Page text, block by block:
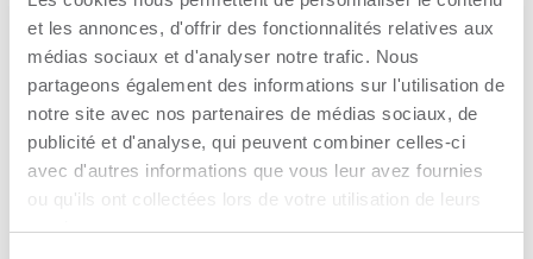
et les annonces, d'offrir des fonctionnalités relatives aux
médias sociaux et d'analyser notre trafic. Nous
partageons également des informations sur l'utilisation de
notre site avec nos partenaires de médias sociaux, de
publicité et d'analyse, qui peuvent combiner celles-ci
avec d'autres informations que vous leur avez fournies
ou qu'ils ont collectées lors de votre utilisation de leurs
services.
Stratégie Carrière